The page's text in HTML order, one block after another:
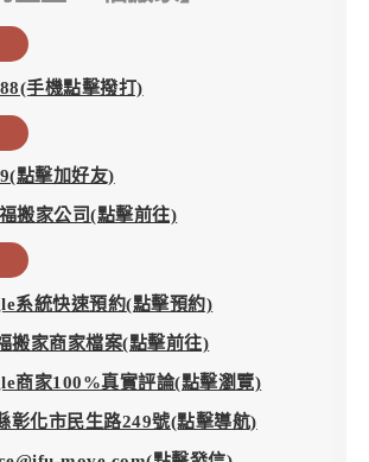
手機點擊撥打)
點擊加好友)
搬家公司(點擊前往)
系統快速預約(點擊預約)
搬家商家檔案(點擊前往)
商家100%真實評論(點擊瀏覽)
彰化市民生路249號(點擊導航)